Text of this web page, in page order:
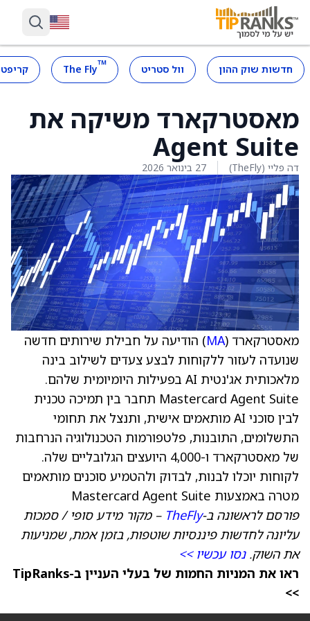
חדשות שוק ההון וול סטריט ™
The Fly
מאסטרקארד משיקה את
Agent Suite
דה פליי (TheFly) 27 בינואר 2026
מאסטרקארד (MA) הודיעה על חבילת שירותים חדשה
שנועדה לעזור ללקוחות לבצע צעדים לשילוב בינה
מלאכותית אג'נטית AI בפעילות היומיומית שלהם.
Mastercard Agent Suite תחבר בין תמיכה טכנית
לבין סוכני AI מותאמים אישית, ותנצל את תחומי
התשלומים, התובנות, פלטפורמות הטכנולוגיה הנרחבות
של מאסטרקארד ו-4,000 היועצים הגלובליים שלה.
לקוחות יוכלו לבנות, לבדוק ולהטמיע סוכנים מותאמים
מטרה באמצעות Mastercard Agent Suite
פורסם לראשונה ב-TheFly – מקור מידע סופי / סמכות
עליונה לחדשות פיננסיות שוטפות, בזמן אמת, שמניעות
את השוק.נסו עכשיו >>
ראו את המניות החמות של בעלי העניין ב-TipRanks
>>